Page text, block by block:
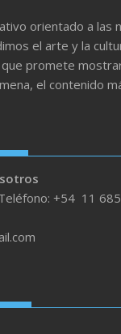
orientado a las
el arte y la
promete
el contenido
+54 11